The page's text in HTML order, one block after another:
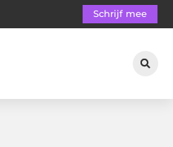
Schrijf mee